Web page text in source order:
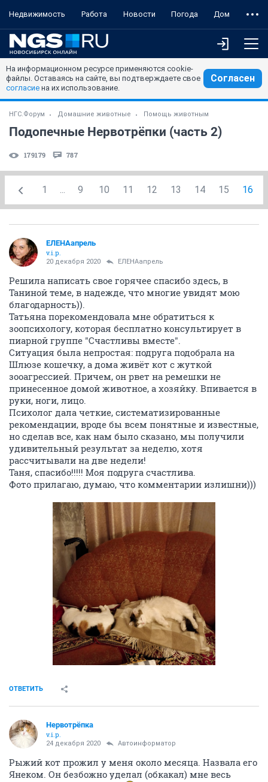
Недвижимость Работа Новости Погода Дом
На информационном ресурсе применяются cookie-
файлы. Оставаясь на сайте, вы подтверждаете свое
согласие на их использование.
Согласен
НГС.Форум Домашние животные Помощь животным
Подопечные Нервотрёпки (часть 2)
179179 787
1 ... 9 10 11 12 13 14 15 16
ЕЛЕНАапрель
v.i.p.
20 декабря 2020 ЕЛЕНАапрель
Решила написать свое горячее спасибо здесь, в
Таниной теме, в надежде, что многие увидят мою
благодарность)).
Татьяна порекомендовала мне обратиться к
зоопсихологу, которая бесплатно консультирует в
пиарной группе "Счастливы вместе".
Ситуация была непростая: подруга подобрала на
Шлюзе кошечку, а дома живёт кот с жуткой
зооагрессией. Причем, он рвет на ремешки не
принесенное домой животное, а хозяйку. Впивается в
руки, ноги, лицо.
Психолог дала четкие, систематизированные
рекомендации, вроде бы всем понятные и известные,
но сделав все, как нам было сказано, мы получили
удивительный результат за неделю, хотя
рассчитывали на две недели!
Таня, спасибо!!!!! Моя подруга счастлива.
Фото прилагаю, думаю, что комментарии излишни)))
ОТВЕТИТЬ
Нервотрёпка
v.i.p.
24 декабря 2020 Автоинформатор
Рыжий кот прожил у меня около месяца. Назвала его
Янеком. Он безбожно уделал (обкакал) мне весь